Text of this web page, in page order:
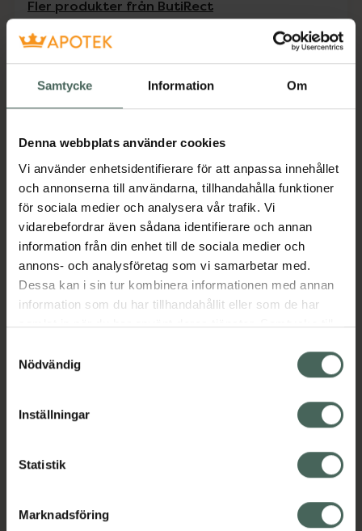
Samtycke Information Om
Denna webbplats använder cookies
Vi använder enhetsidentifierare för att anpassa innehållet
och annonserna till användarna, tillhandahålla funktioner
för sociala medier och analysera vår trafik. Vi
vidarebefordrar även sådana identifierare och annan
information från din enhet till de sociala medier och
annons- och analysföretag som vi samarbetar med.
Dessa kan i sin tur kombinera informationen med annan
information som du har tillhandahållit eller som de har
samlat in när du har använt deras tjänster. Samtycke till
återkalla ditt samtycke via webbplatsens
cookieinställningar. Ett återkallat samtycke påverkar inte
lagligheten av behandling som skett innan återkallelsen.
Nödvändig
Inställningar
Statistik
Marknadsföring
Fler produkter från ButiRect
Aktuella erbjudanden
Tillverkaren garanterar genom
CE-märkning att produkten är
säker att använda och uppfyller
gällande krav.
Butirect levererar smörsyra direkt till
EAN:05906122471160
Kategorier:
Hemorrojder och ändtarmsbesvär
Visa